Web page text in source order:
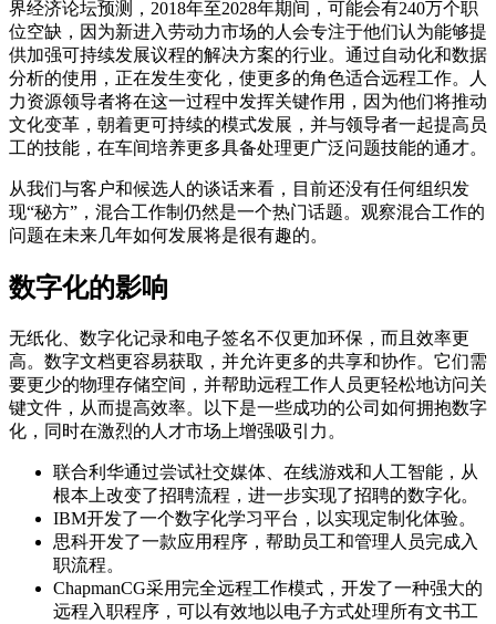
界经济论坛预测，2018年至2028年期间，可能会有240万个职
位空缺，因为新进入劳动力市场的人会专注于他们认为能够提
供加强可持续发展议程的解决方案的行业。通过自动化和数据
分析的使用，正在发生变化，使更多的角色适合远程工作。人
力资源领导者将在这一过程中发挥关键作用，因为他们将推动
文化变革，朝着更可持续的模式发展，并与领导者一起提高员
工的技能，在车间培养更多具备处理更广泛问题技能的通才。
从我们与客户和候选人的谈话来看，目前还没有任何组织发
现“秘方”，混合工作制仍然是一个热门话题。观察混合工作的
问题在未来几年如何发展将是很有趣的。
数字化的影响
无纸化、数字化记录和电子签名不仅更加环保，而且效率更
高。数字文档更容易获取，并允许更多的共享和协作。它们需
要更少的物理存储空间，并帮助远程工作人员更轻松地访问关
键文件，从而提高效率。以下是一些成功的公司如何拥抱数字
化，同时在激烈的人才市场上增强吸引力。
联合利华通过尝试社交媒体、在线游戏和人工智能，从
根本上改变了招聘流程，进一步实现了招聘的数字化。
IBM开发了一个数字化学习平台，以实现定制化体验。
思科开发了一款应用程序，帮助员工和管理人员完成入
职流程。
ChapmanCG采用完全远程工作模式，开发了一种强大的
远程入职程序，可以有效地以电子方式处理所有文书工